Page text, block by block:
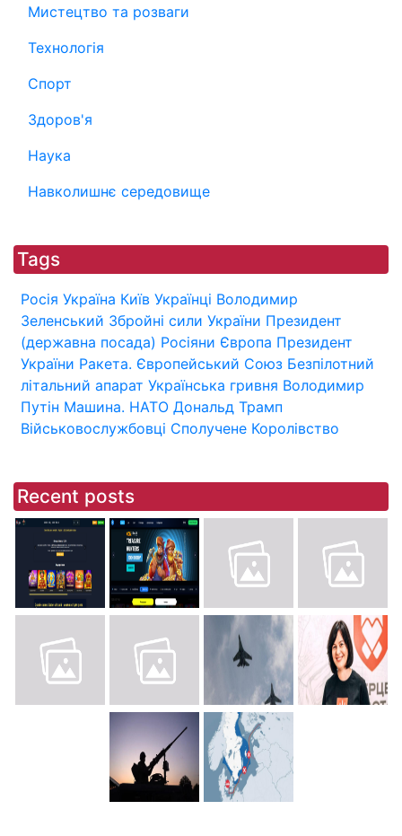
Мистецтво та розваги
Технологія
Спорт
Здоров'я
Наука
Навколишнє середовище
Tags
Росія Україна Київ Українці Володимир
Зеленський Збройні сили України Президент
(державна посада) Росіяни Європа Президент
України Ракета. Європейський Союз Безпілотний
літальний апарат Українська гривня Володимир
Путін Машина. НАТО Дональд Трамп
Військовослужбовці Сполучене Королівство
Recent posts